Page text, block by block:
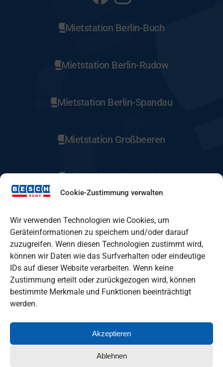
Cookie-Zustimmung verwalten
Wir verwenden Technologien wie Cookies, um
Geräteinformationen zu speichern und/oder darauf
zuzugreifen. Wenn diesen Technologien zustimmt wird,
können wir Daten wie das Surfverhalten oder eindeutige
IDs auf dieser Website verarbeiten. Wenn keine
Zustimmung erteilt oder zurückgezogen wird, können
bestimmte Merkmale und Funktionen beeinträchtigt
werden.
Akzeptieren
Ablehnen
Mietstation Berlin-Buch
Mietstation Berlin-Rudow
Mietstation Berlin-Spandau
Mietstation Großbeeren
Mietstation Eberswalde
Mietstation Fürstenwalde
Mietstation Lindenberg
Mietstation Oranienburg